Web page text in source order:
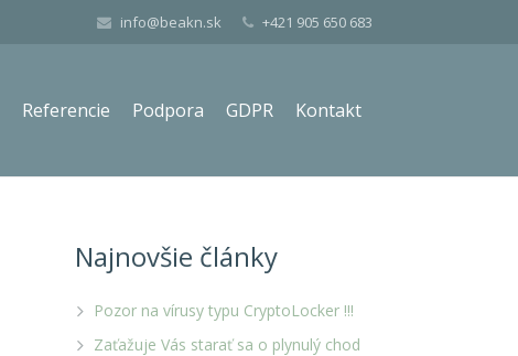
info@beakn.sk +421 905 650 683
Referencie Podpora GDPR Kontakt
Najnovšie články
Pozor na vírusy typu CryptoLocker !!!
Zaťažuje Vás starať sa o plynulý chod